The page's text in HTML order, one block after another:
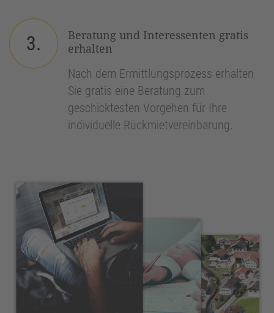
3.
Beratung und Interessenten gratis
erhalten
Nach dem Ermittlungsprozess erhalten
Sie gratis eine Beratung zum
geschicktesten Vorgehen für Ihre
individuelle Rückmietvereinbarung.